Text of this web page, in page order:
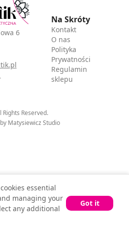
6
Na Skróty
Kontakt
O nas
Polityka
Prywatności
Regulamin
sklepu
Reserved.
Matysiewicz Studio
essential
managing your
any additional
Got it